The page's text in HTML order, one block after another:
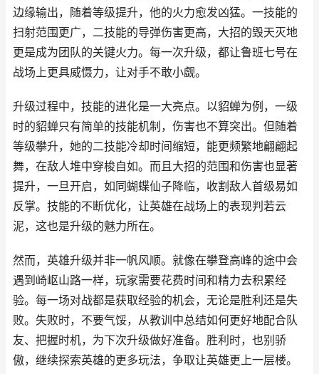
边缘输出，随着等级提升，他的火力愈发凶猛。一技能的
扫射范围更广，二技能的导弹伤害更高，大招的毁天灭地
更是成为团队的关键火力。每一次升级，都让鲁班七号在
战场上更具威慑力，让对手不敢小觑。
升级过程中，技能的进化是一大亮点。以貂蝉为例，一级
时的貂蝉只有简单的技能机制，伤害也不算突出。但随着
等级攀升，她的二技能冷却时间缩短，能更频繁地翩翩起
舞，在敌人堆中穿梭自如。而且大招的范围和伤害也显著
提升，一旦开启，如同蝴蝶仙子降临，收割敌人首级易如
反掌。技能的不断优化，让英雄在战场上的表现判若云
泥，这也是升级的魅力所在。
然而，英雄升级并非一帆风顺。就像在攀登高峰的途中会
遇到崎岖山路一样，玩家需要花费时间和精力去积累经
验。每一场对战都是获取经验的机会，无论是胜利还是失
败。失败时，不要气馁，从教训中总结如何更好地配合队
友、把握时机，为下次升级做好准备。胜利时，也别骄
傲，继续探索英雄的更多玩法，争取让英雄更上一层楼。